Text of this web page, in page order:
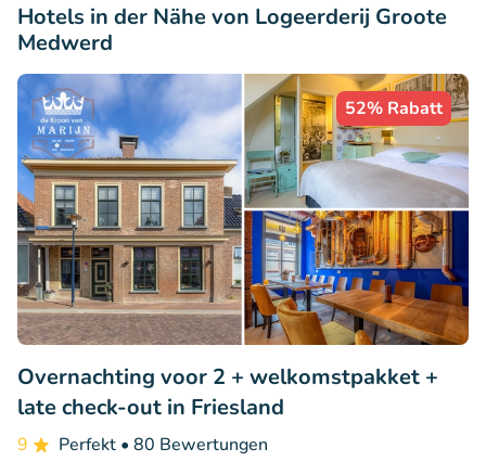
Hotels in der Nähe von Logeerderij Groote
Medwerd
52% Rabatt
Overnachting voor 2 + welkomstpakket +
late check-out in Friesland
9 Perfekt • 80 Bewertungen